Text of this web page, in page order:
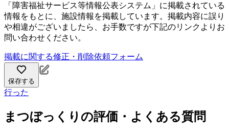
「障害福祉サービス等情報公表システム」に掲載されている
情報をもとに、施設情報を掲載しています。掲載内容に誤り
や相違がございましたら、お手数ですが下記のリンクよりお
問い合わせください。
掲載に関する修正・削除依頼フォーム
保存する
行った
まつぼっくりの評価・よくある質問